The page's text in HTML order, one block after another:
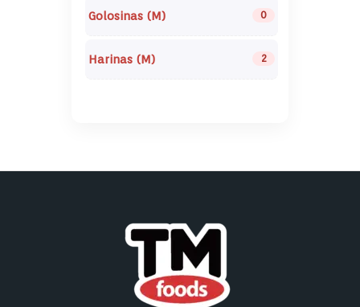
Golosinas (M) 0
Harinas (M) 2